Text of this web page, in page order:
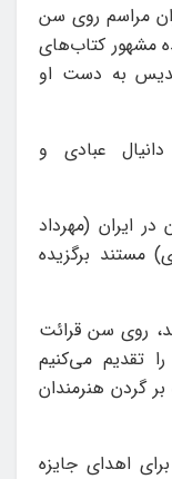
مراسم روی سن
مشهور کتاب‌های
به دست او
عبادی و
ایران (مهرداد
مستند برگزیده
روی سن قرائت
تقدیم می‌کنیم
گردن هنرمندان
اهدای جایزه